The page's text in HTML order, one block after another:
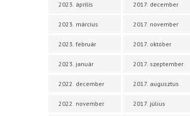
2023. április
2023. március
2023. február
2023. január
2022. december
2022. november
2017. december
2017. november
2017. október
2017. szeptember
2017. augusztus
2017. július